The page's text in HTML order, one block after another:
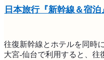
日本旅行『新幹線＆宿泊
往復新幹線とホテルを同時
大宮-仙台で利用すると、往